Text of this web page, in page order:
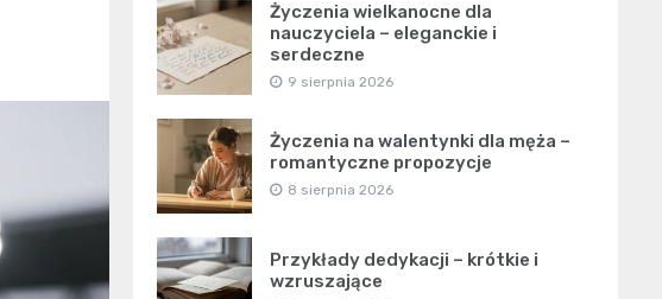
Życzenia wielkanocne dla
nauczyciela – eleganckie i
serdeczne
9 sierpnia 2026
Życzenia na walentynki dla męża –
romantyczne propozycje
8 sierpnia 2026
Przykłady dedykacji – krótkie i
wzruszające